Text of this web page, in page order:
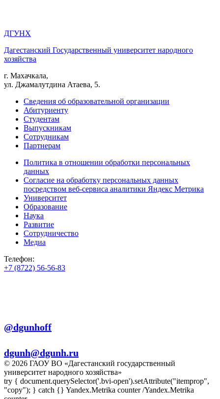
ДГУНХ
Дагестанский Государственный университет народного
хозяйства
г. Махачкала,
ул. Джамалутдина Атаева, 5.
Сведения об образовательной организации
Абитуриенту
Студентам
Выпускникам
Сотрудникам
Партнерам
Политика в отношении обработки персональных
данных
Согласие на обработку персональных данных
посредством веб-сервиса аналитики Яндекс Метрика
Университет
Образование
Наука
Развитие
Сотрудничество
Медиа
Телефон:
+7 (8722) 56-56-83
@dgunhoff
dgunh@dgunh.ru
© 2026 ГАОУ ВО «Дагестанский государственный
университет народного хозяйства»
try { document.querySelector('.bvi-open').setAttribute("itemprop",
"copy"); } catch {} Yandex.Metrika counter/Yandex.Metrika